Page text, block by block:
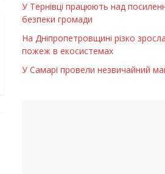
У Тернівці працюють над
безпеки громади
На Дніпропетровщині різко зросла
пожеж в екосистемах
У Самарі провели незвичайний